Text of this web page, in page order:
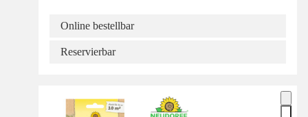
Online bestellbar
Reservierbar